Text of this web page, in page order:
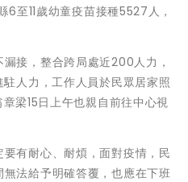
至11歲幼童疫苗接種5527人，
接，整合跨局處近200人力，
人力，工作人員於民眾居家照
梁15日上午也親自前往中心視
有耐心、耐煩，面對疫情，民
法給予明確答覆，也應在下班